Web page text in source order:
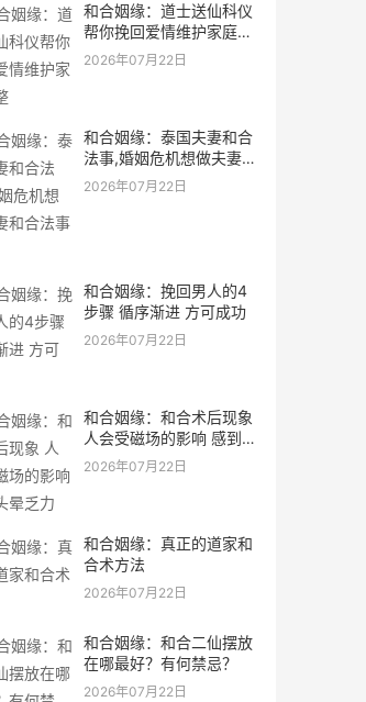
和合姻缘：道士送仙科仪
帮你挽回爱情维护家庭完
整
2026年07月22日
和合姻缘：泰国夫妻和合
法事,婚姻危机想做夫妻和
合法事能
2026年07月22日
和合姻缘：挽回男人的4
步骤 循序渐进 方可成功
2026年07月22日
和合姻缘：和合术后现象
人会受磁场的影响 感到头
晕乏力
2026年07月22日
和合姻缘：真正的道家和
合术方法
2026年07月22日
和合姻缘：和合二仙摆放
在哪最好？有何禁忌？
2026年07月22日